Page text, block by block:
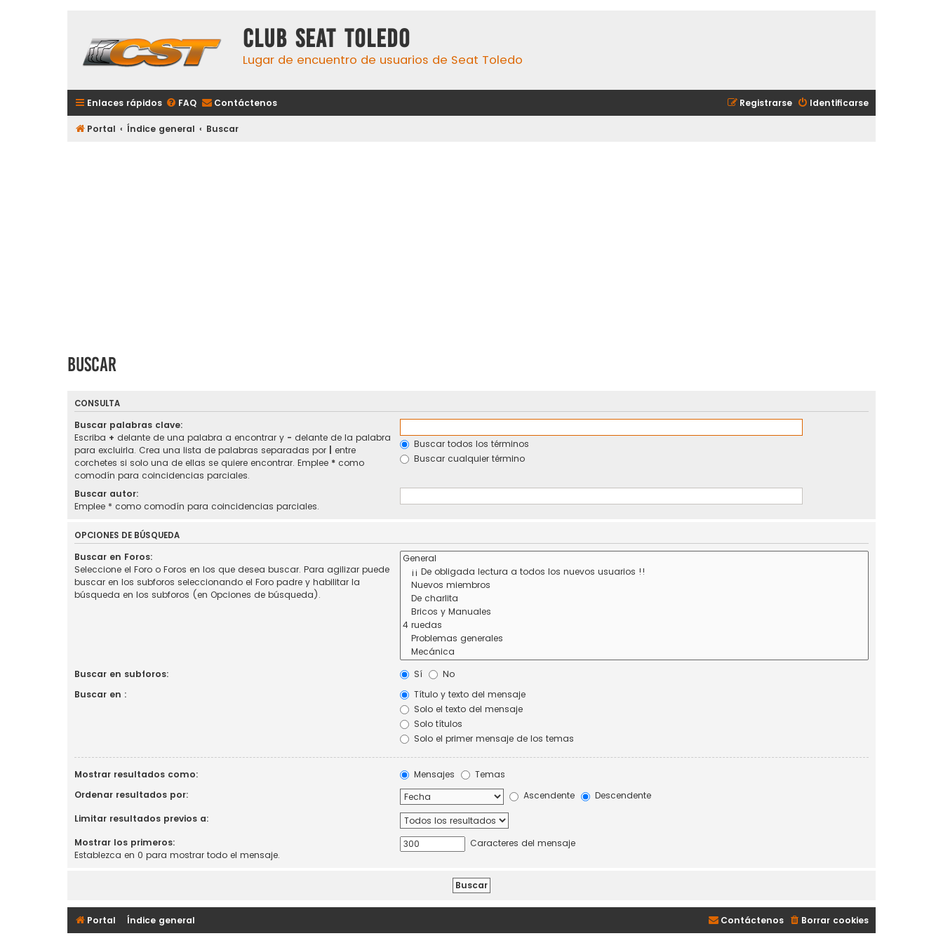
Club Seat Toledo
Lugar de encuentro de usuarios de Seat Toledo
Enlaces rápidos FAQ Contáctenos Identificarse
Registrarse
Portal Índice general Buscar
Buscar
CONSULTA
Buscar palabras clave:
Escriba + delante de una palabra a encontrar y - delante de la palabra
para excluirla. Crea una lista de palabras separadas por
entre
corchetes si solo una de ellas se quiere encontrar. Emplee * como
comodín para coincidencias parciales.
Buscar todos los términos
Buscar cualquier término
Buscar autor:
Emplee * como comodín para coincidencias parciales.
OPCIONES DE BÚSQUEDA
Buscar en Foros:
Seleccione el Foro o Foros en los que desea buscar. Para agilizar puede
buscar en los subforos seleccionando el Foro padre y habilitar la
búsqueda en los subforos (en Opciones de búsqueda).
Buscar en subforos: Sí
No
Buscar en :
Título y texto del mensaje
Solo el texto del mensaje
Solo títulos
Solo el primer mensaje de los temas
Mostrar resultados como: Mensajes
Temas
Ordenar resultados por:
Ascendente
Descendente
Limitar resultados previos a:
Mostrar los primeros:
Establezca en 0 para mostrar todo el mensaje.
Caracteres del mensaje
Portal Índice general Borrar cookies
Contáctenos